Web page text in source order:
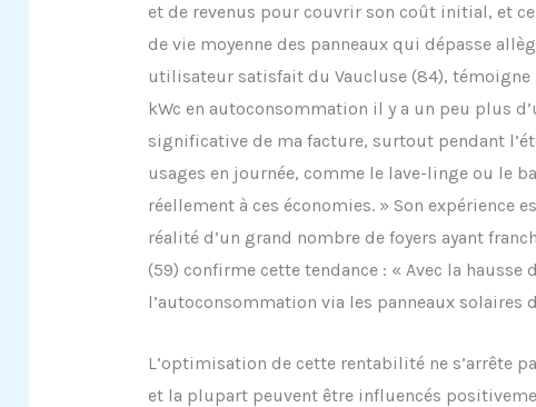
et de revenus pour couvrir son coût initial, et
de vie moyenne des panneaux qui dépasse
utilisateur satisfait du Vaucluse (84), témoigne
kWc en autoconsommation il y a un peu plus
significative de ma facture, surtout pendant
usages en journée, comme le lave-linge ou le
réellement à ces économies. » Son expérience
réalité d’un grand nombre de foyers ayant
(59) confirme cette tendance : « Avec la
l’autoconsommation via les panneaux solaires
L’optimisation de cette rentabilité ne s’arrête
et la plupart peuvent être influencés